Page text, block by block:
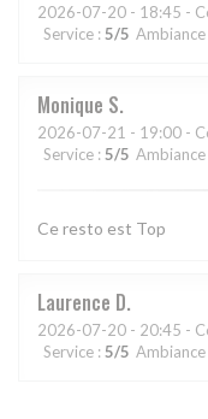
2026-07-20 - 18:45 -
Service : 5/5 Ambiance
Monique S
2026-07-21 - 19:00 -
Service : 5/5 Ambiance
Ce resto est Top
Laurence D
2026-07-20 - 20:45 -
Service : 5/5 Ambiance